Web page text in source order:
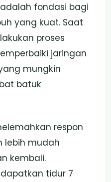
fondasi bagi
yang kuat. Saat
proses
jaringan
mungkin
batuk
respon
lebih mudah
kembali.
tidur 7